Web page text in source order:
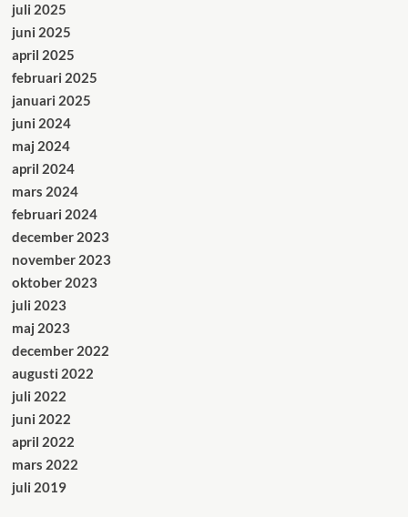
juli 2025
juni 2025
april 2025
februari 2025
januari 2025
juni 2024
maj 2024
april 2024
mars 2024
februari 2024
december 2023
november 2023
oktober 2023
juli 2023
maj 2023
december 2022
augusti 2022
juli 2022
juni 2022
april 2022
mars 2022
juli 2019